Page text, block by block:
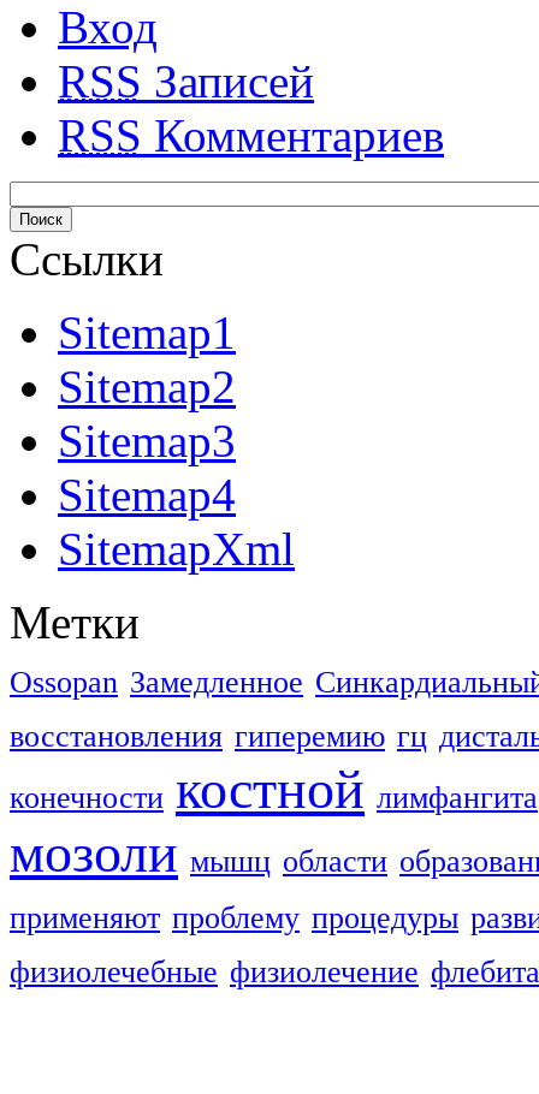
Вход
RSS Записей
RSS Комментариев
Ссылки
Sitemap1
Sitemap2
Sitemap3
Sitemap4
SitemapXml
Метки
Ossopan Замедленное
восстановления гиперемию гц
конечности костной лимфангита
мозоли мышц области
применяют проблему процедуры
физиолечебные физиолечение флебита